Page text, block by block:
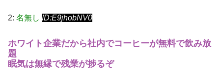
2: 名無し ID:E9jhobNV0
ホワイト企業だから社内でコーヒーが無料で飲み放
題
眠気は無縁で残業が捗るぞ